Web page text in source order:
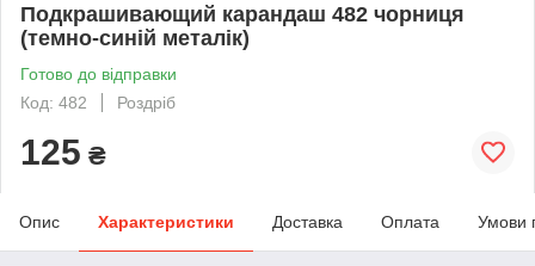
Подкрашивающий карандаш 482 чорниця
(темно-синій металік)
Готово до відправки
Код: 482
Роздріб
125 ₴
Опис Характеристики Доставка Оплата Умови